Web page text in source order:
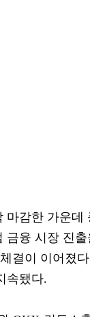
마감한 가운
금융 시장 진
결이 이어졌
속됐다.